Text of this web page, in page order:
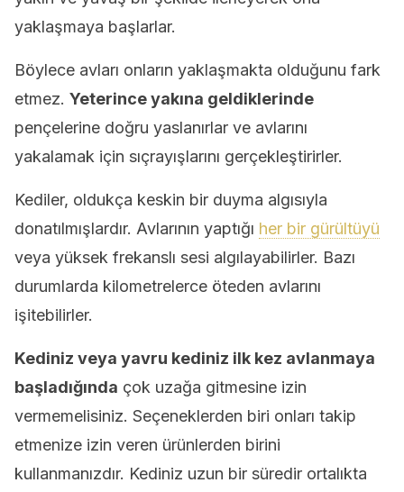
yaklaşmaya başlarlar.
Böylece avları onların yaklaşmakta olduğunu fark
etmez. Yeterince yakına geldiklerinde
pençelerine doğru yaslanırlar ve avlarını
yakalamak için sıçrayışlarını gerçekleştirirler.
Kediler, oldukça keskin bir duyma algısıyla
donatılmışlardır. Avlarının yaptığı her bir gürültüyü
veya yüksek frekanslı sesi algılayabilirler. Bazı
durumlarda kilometrelerce öteden avlarını
işitebilirler.
Kediniz veya yavru kediniz ilk kez avlanmaya
başladığında çok uzağa gitmesine izin
vermemelisiniz. Seçeneklerden biri onları takip
etmenize izin veren ürünlerden birini
kullanmanızdır. Kediniz uzun bir süredir ortalıkta